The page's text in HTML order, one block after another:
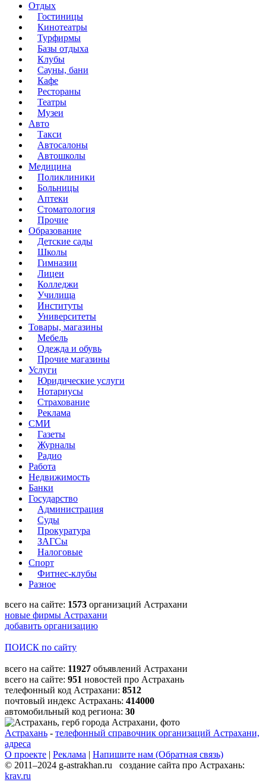
Отдых
Гостиницы
Кинотеатры
Турфирмы
Базы отдыха
Клубы
Сауны, бани
Кафе
Рестораны
Театры
Музеи
Авто
Такси
Автосалоны
Автошколы
Медицина
Поликлиники
Больницы
Аптеки
Стоматология
Прочие
Образование
Детские сады
Школы
Гимназии
Лицеи
Колледжи
Училища
Институты
Университеты
Товары, магазины
Мебель
Одежда и обувь
Прочие магазины
Услуги
Юридические услуги
Нотариусы
Страхование
Реклама
СМИ
Газеты
Журналы
Радио
Работа
Недвижимость
Банки
Государство
Администрация
Суды
Прокуратура
ЗАГСы
Налоговые
Спорт
Фитнес-клубы
Разное
всего на сайте: 1573 организаций Астрахани
новые фирмы Астрахани
добавить организацию
ПОИСК по сайту
всего на сайте: 11927 объявлений Астрахани
всего на сайте: 951 новостей про Астрахань
телефонный код Астрахани: 8512
почтовый индекс Астрахань: 414000
автомобильный код региона: 30
Астрахань - телефонный справочник организаций Астрахани,
адреса
О проекте | Реклама | Напишите нам (Обратная связь)
© 2011–2024 g-astrakhan.ru создание сайта про Астрахань:
krav.ru